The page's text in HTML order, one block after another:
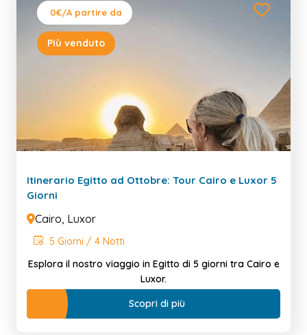
0€/A partire da
Più venduto
Itinerario Egitto ad Ottobre: Tour Cairo e Luxor 5
Giorni
Cairo, Luxor
5 Giorni / 4 Notti
Esplora il nostro viaggio in Egitto di 5 giorni tra Cairo e
Luxor.
Scopri di più